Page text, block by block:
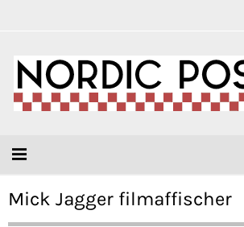
Mick Jagger filmaffischer